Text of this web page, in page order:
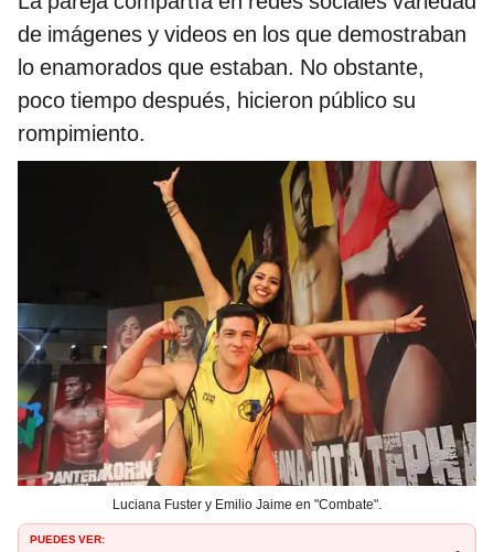
de imágenes y videos en los que demostraban
lo enamorados que estaban. No obstante,
poco tiempo después, hicieron público su
rompimiento.
Luciana Fuster y Emilio Jaime en "Combate".
PUEDES VER: